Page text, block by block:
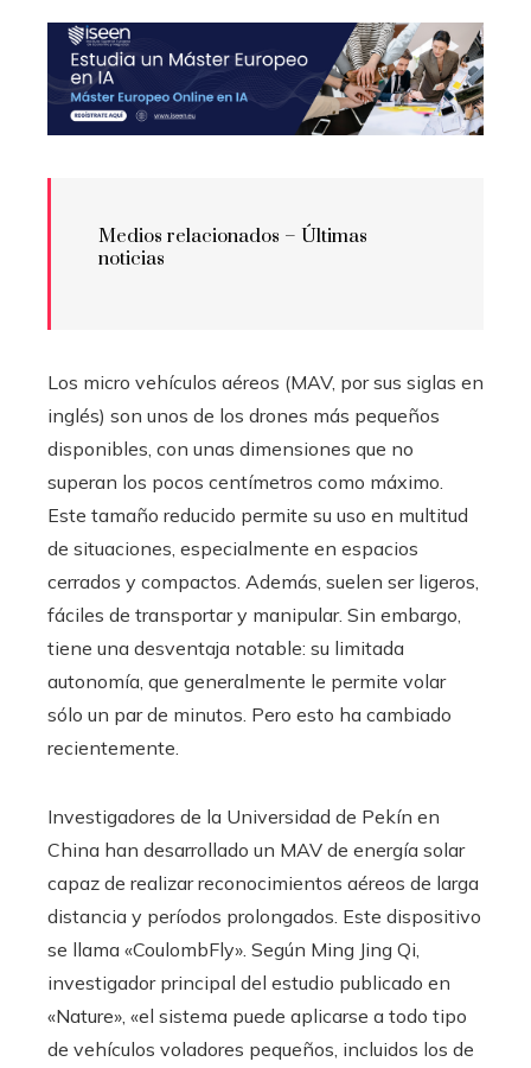
Medios relacionados – Últimas
noticias
Los micro vehículos aéreos (MAV, por sus siglas en
inglés) son unos de los drones más pequeños
disponibles, con unas dimensiones que no
superan los pocos centímetros como máximo.
Este tamaño reducido permite su uso en multitud
de situaciones, especialmente en espacios
cerrados y compactos. Además, suelen ser ligeros,
fáciles de transportar y manipular. Sin embargo,
tiene una desventaja notable: su limitada
autonomía, que generalmente le permite volar
sólo un par de minutos. Pero esto ha cambiado
recientemente.
Investigadores de la Universidad de Pekín en
China han desarrollado un MAV de energía solar
capaz de realizar reconocimientos aéreos de larga
distancia y períodos prolongados. Este dispositivo
se llama «CoulombFly». Según Ming Jing Qi,
investigador principal del estudio publicado en
«Nature», «el sistema puede aplicarse a todo tipo
de vehículos voladores pequeños, incluidos los de